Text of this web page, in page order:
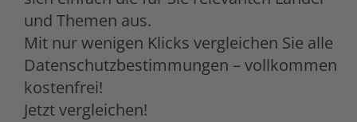
und Themen aus.
Mit nur wenigen Klicks vergleichen Sie alle
Datenschutzbestimmungen – vollkommen
kostenfrei!
Jetzt vergleichen!